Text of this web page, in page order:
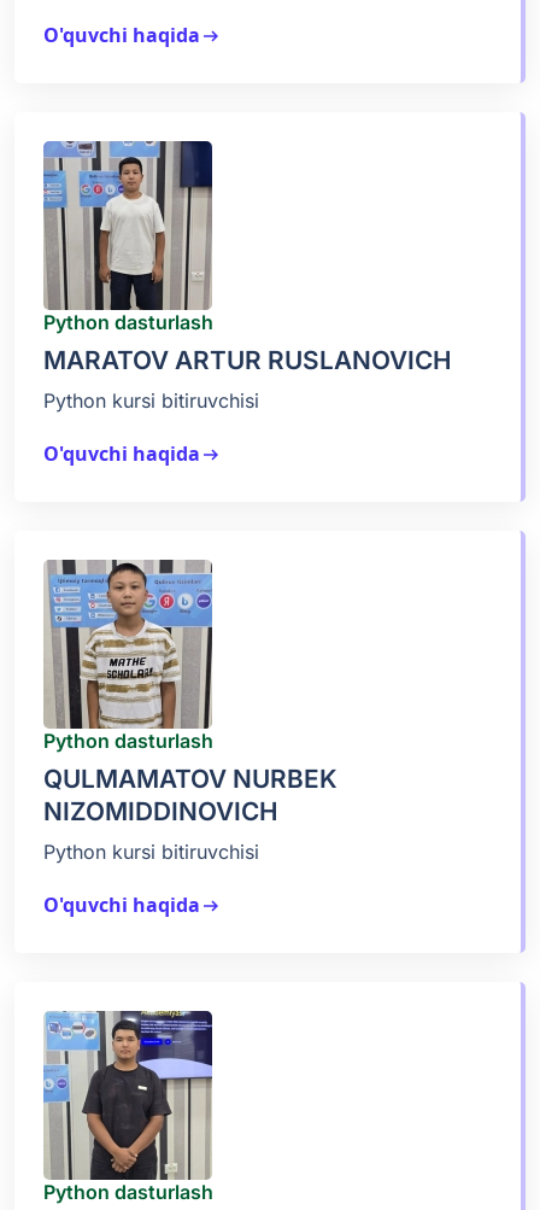
O'quvchi haqidaarrow_right_alt
Python dasturlash
MARATOV ARTUR RUSLANOVICH
Python kursi bitiruvchisi
O'quvchi haqidaarrow_right_alt
Python dasturlash
QULMAMATOV NURBEK
NIZOMIDDINOVICH
Python kursi bitiruvchisi
O'quvchi haqidaarrow_right_alt
Python dasturlash